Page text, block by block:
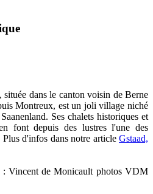
dans le canton voisin de Berne
Montreux, est un joli village niché
Ses chalets historiques et
font depuis des lustres l'une des
Plus d'infos dans notre article Gstaad,
Vincent de Monicault photos VDM